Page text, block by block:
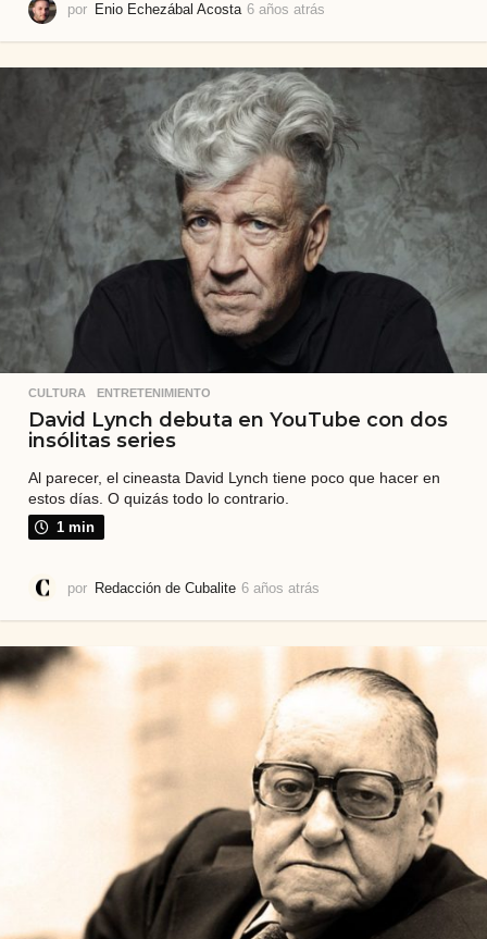
por Enio Echezábal Acosta 6 años atrás
o
s
a
t
r
á
s
CULTURA ,ENTRETENIMIENTO
David Lynch debuta en YouTube con dos
insólitas series
Al parecer, el cineasta David Lynch tiene poco que hacer en
estos días. O quizás todo lo contrario.
1 min
por Redacción de Cubalite 6 años atrás
o
s
r
á
s